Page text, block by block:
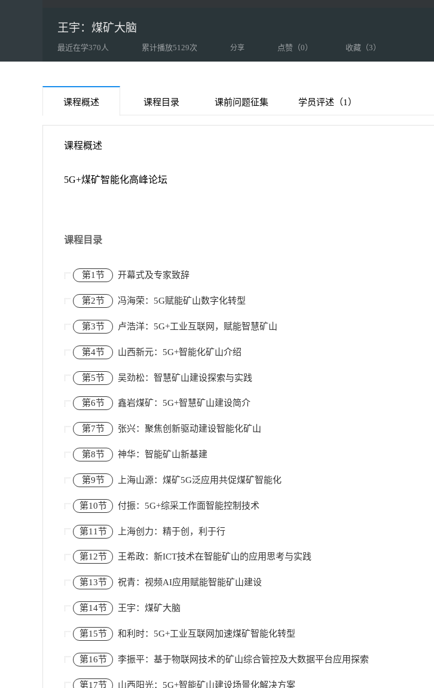
王宇：煤矿大脑
最近在学370人 累计播放5129次 分享 点赞（0） 收藏（3）
课程概述 课程目录 课前问题征集 学员评述（1）
课程概述
5G+煤矿智能化高峰论坛
课程目录
第1节 开幕式及专家致辞
第2节 冯海荣：5G赋能矿山数字化转型
第3节 卢浩洋：5G+工业互联网，赋能智慧矿山
第4节 山西新元：5G+智能化矿山介绍
第5节 吴劲松：智慧矿山建设探索与实践
第6节 鑫岩煤矿：5G+智慧矿山建设简介
第7节 张兴：聚焦创新驱动建设智能化矿山
第8节 神华：智能矿山新基建
第9节 上海山源：煤矿5G泛应用共促煤矿智能化
第10节 付振：5G+综采工作面智能控制技术
第11节 上海创力：精于创，利于行
第12节 王希政：新ICT技术在智能矿山的应用思考与实践
第13节 祝青：视频AI应用赋能智能矿山建设
第14节 王宇：煤矿大脑
第15节 和利时：5G+工业互联网加速煤矿智能化转型
第16节 李振平：基于物联网技术的矿山综合管控及大数据平台应用探索
第17节 山西阳光：5G+智能矿山建设场景化解决方案